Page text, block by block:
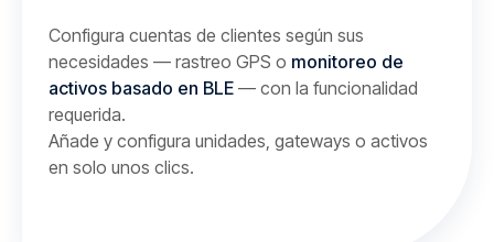
Configura cuentas de clientes según sus
necesidades — rastreo GPS o monitoreo de
activos basado en BLE — con la funcionalidad
requerida.
Añade y configura unidades, gateways o activos
en solo unos clics.